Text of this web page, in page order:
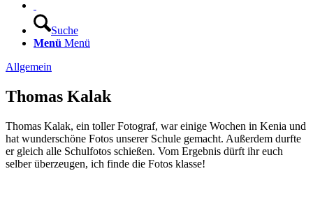
Suche
Menü Menü
Allgemein
Thomas Kalak
Thomas Kalak, ein toller Fotograf, war einige Wochen in Kenia und
hat wunderschöne Fotos unserer Schule gemacht. Außerdem durfte
er gleich alle Schulfotos schießen. Vom Ergebnis dürft ihr euch
selber überzeugen, ich finde die Fotos klasse!